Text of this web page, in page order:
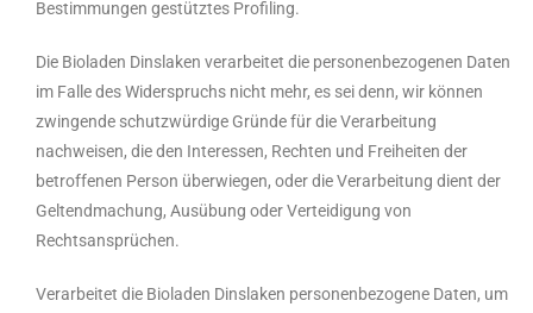
Bestimmungen gestütztes Profiling.
Die Bioladen Dinslaken verarbeitet die personenbezogenen Daten
im Falle des Widerspruchs nicht mehr, es sei denn, wir können
zwingende schutzwürdige Gründe für die Verarbeitung
nachweisen, die den Interessen, Rechten und Freiheiten der
betroffenen Person überwiegen, oder die Verarbeitung dient der
Geltendmachung, Ausübung oder Verteidigung von
Rechtsansprüchen.
Verarbeitet die Bioladen Dinslaken personenbezogene Daten, um